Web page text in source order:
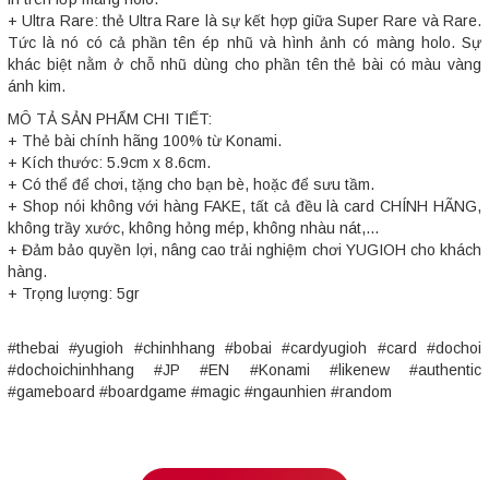
+ Ultra Rare: thẻ Ultra Rare là sự kết hợp giữa Super Rare và Rare.
Tức là nó có cả phần tên ép nhũ và hình ảnh có màng holo. Sự
khác biệt nằm ở chỗ nhũ dùng cho phần tên thẻ bài có màu vàng
ánh kim.
MÔ TẢ SẢN PHẨM CHI TIẾT:
+ Thẻ bài chính hãng 100% từ Konami.
+ Kích thước: 5.9cm x 8.6cm.
+ Có thể để chơi, tặng cho bạn bè, hoặc để sưu tầm.
+ Shop nói không với hàng FAKE, tất cả đều là card CHÍNH HÃNG,
không trầy xước, không hỏng mép, không nhàu nát,...
+ Đảm bảo quyền lợi, nâng cao trải nghiệm chơi YUGIOH cho khách
hàng.
+ Trọng lượng: 5gr
#thebai #yugioh #chinhhang #bobai #cardyugioh #card #dochoi
#dochoichinhhang #JP #EN #Konami #likenew #authentic
#gameboard #boardgame #magic #ngaunhien #random